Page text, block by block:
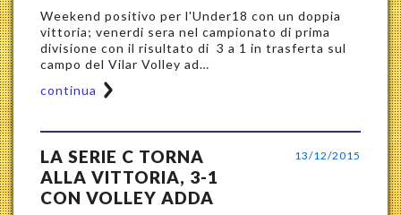
Weekend positivo per l'Under18 con un doppia
vittoria; venerdi sera nel campionato di prima
divisione con il risultato di 3 a 1 in trasferta sul
campo del Vilar Volley ad…
continua
LA SERIE C TORNA
ALLA VITTORIA, 3-1
CON VOLLEY ADDA
13/12/2015